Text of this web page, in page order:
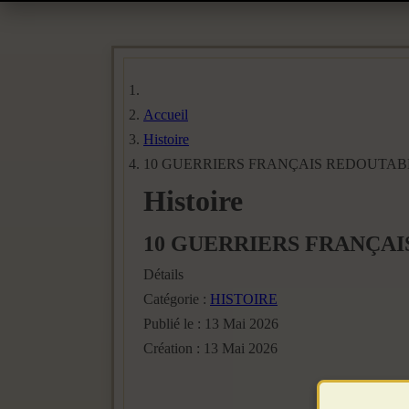
Accueil
Histoire
10 GUERRIERS FRANÇAIS
Histoire
10 GUERRIERS
Détails
Catégorie : HISTOIRE
Publié le : 13 Mai 2026
Création : 13 Mai 2026